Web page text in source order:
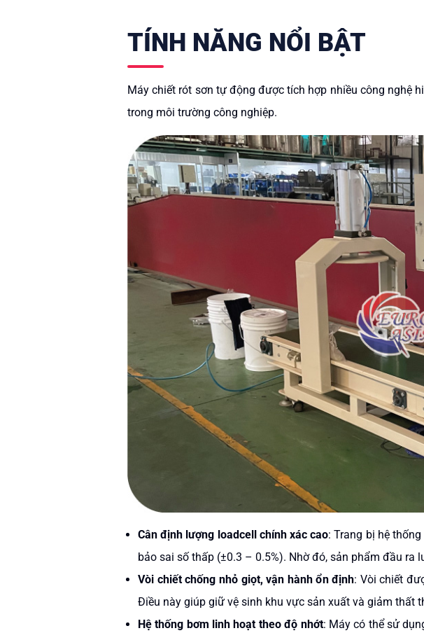
TÍNH NĂNG NỔI BẬT
Máy chiết rót sơn tự động được tích hợp nhiều công nghệ
trong môi trường công nghiệp.
Cân định lượng loadcell chính xác cao: Trang bị hệ
bảo sai số thấp (±0.3 – 0.5%). Nhờ đó, sản phẩm đầu ra
Vòi chiết chống nhỏ giọt, vận hành ổn định: Vòi chiết
Điều này giúp giữ vệ sinh khu vực sản xuất và giảm thất
Hệ thống bơm linh hoạt theo độ nhớt: Máy có thể sử